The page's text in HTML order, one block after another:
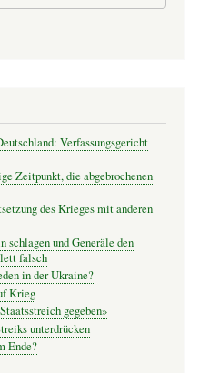
Verfassungsgericht
Zeitpunkt, die abgebrochenen
des Krieges mit anderen
schlagen und Generäle den
falsch
in der Ukraine?
Krieg
gegeben»
unterdrücken
Ende?